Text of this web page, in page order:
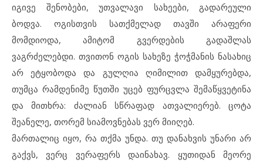
იგივე შენობები, უთვალავი სახეები, გადარეული
ბოდვა. ოგისთვის სათქმელად თავში არაფერი
მომდიოდა, ამიტომ გვერდების გადაშლას
ვაგრძელებდი. თვითონ ოგის სახეზე ჭოჭმანის ნასახიც
არ ეტყობოდა და გულღია ღიმილით დამყურებდა,
თუმცა რამდენიმე წუთში უცებ ფურცვლა შემაწყვეტინა
და მითხრა: ძალიან სწრაფად ათვალიერებ. ცოტა
შეანელე, თორემ სიამოვნებას ვერ მიიღებ.
მართალიც იყო, რა თქმა უნდა. თუ დანახვის უნარი არ
გაქვს, ვერც ვერაფერს დაინახავ. ყუთიდან მეორე